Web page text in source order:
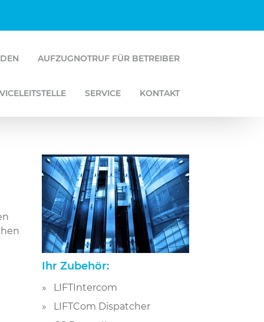
AUFZUGNOTRUF FÜR BETREIBER
SERVICE KONTAKT
Ihr Zubehör:
LIFTIntercom
LIFTCom Dispatcher